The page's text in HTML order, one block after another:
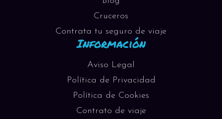
Cruceros
Contrata tu seguro de viaje
Información
Aviso Legal
Política de Privacidad
Política de Cookies
Contrato de viaje